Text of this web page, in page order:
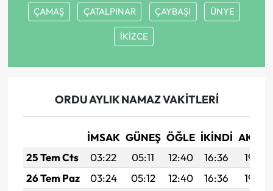
ÇAMAŞ ÇATALPINAR ÇAYBAŞI ÜNYE
İKİZCE
ORDU AYLIK NAMAZ VAKITLERI
İMSAK GÜNEŞ ÖĞLE İKINDI
25 Tem Cts
03:22 05:11 12:40 16:36
19:59
26 Tem Paz
03:24 05:12 12:40 16:36
19:59